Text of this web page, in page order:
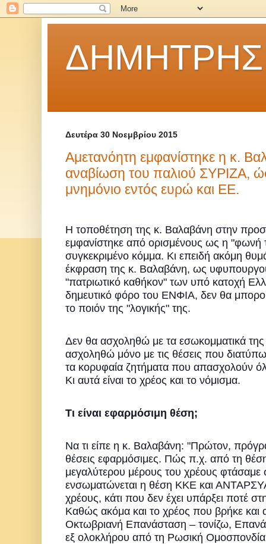
Δευτέρα 30 Νοεμβρίου 2015
Αμετανόητη εμφανίστηκε η κ.
αναβίωση του παλιού ΣΥΡΙΖΑ,
μνημόνιο εντός ευρώ και ΕΕ.
Η τοποθέτηση της κ. Βαλαβάνη στην
εμφανίστηκε από ορισμένους ως η "φωνή
συγκεκριμένο κόμμα. Κι επειδή ακόμη
έκφραση της κ. Βαλαβάνη, ως υφυπουργού
"πατριωτικό καθήκον" των υπό κατοχή
δημευτικό φόρο του ΕΝΦΙΑ, δεν θα
το ποιόν της "λογικής" της.
Δεν θα ασχοληθώ με τα εσωκομματικά
ασχοληθώ μόνο με τις θέσεις που
τα κορυφαία ζητήματα που απασχολούν
Κι αυτά είναι το χρέος και το νόμισμα.
Τι είναι εφαρμόσιμη θέση;
Να τι είπε η κ. Βαλαβάνη: "Πρώτον,
θέσεις εφαρμόσιμες. Πώς π.χ. από τη
μεγαλύτερου μέρους του χρέους φτάσαμε
ενσωματώνεται η θέση ΚΚΕ και
χρέους, κάτι που δεν έχει υπάρξει ποτέ
Καθώς ακόμα και το χρέος που βρήκε και
Οκτωβριανή Επανάσταση – τονίζω,
εξ ολοκλήρου από τη Ρωσική